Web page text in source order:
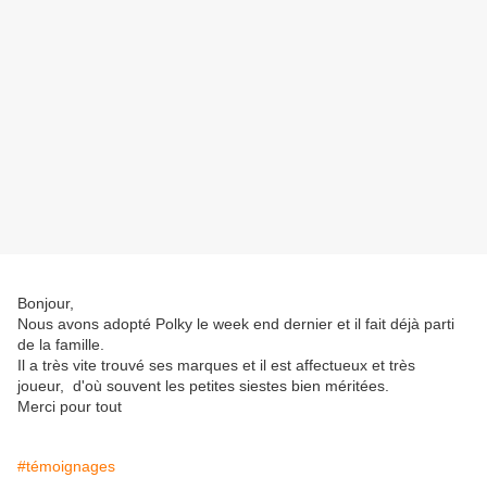
Bonjour,
Nous avons adopté Polky le week end dernier et il fait déjà parti
de la famille.
Il a très vite trouvé ses marques et il est affectueux et très
joueur, d'où souvent les petites siestes bien méritées.
Merci pour tout
#témoignages